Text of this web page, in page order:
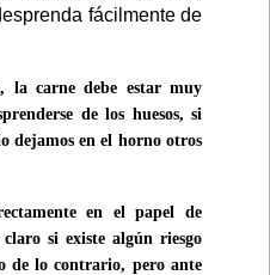
fácilmente de
la carne debe estar muy
de los huesos, si
dejamos en el horno otros
en el papel de
si existe algún riesgo
de lo contrario, pero ante